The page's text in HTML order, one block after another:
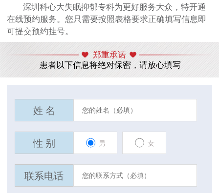
深圳科心大失眠抑郁专科为更好服务大众，特开通
在线预约服务。您只需要按照表格要求正确填写信息即
可提交预约挂号。
郑重承诺
患者以下信息将绝对保密，请放心填写
姓 名
性 别 男 女
联系电话